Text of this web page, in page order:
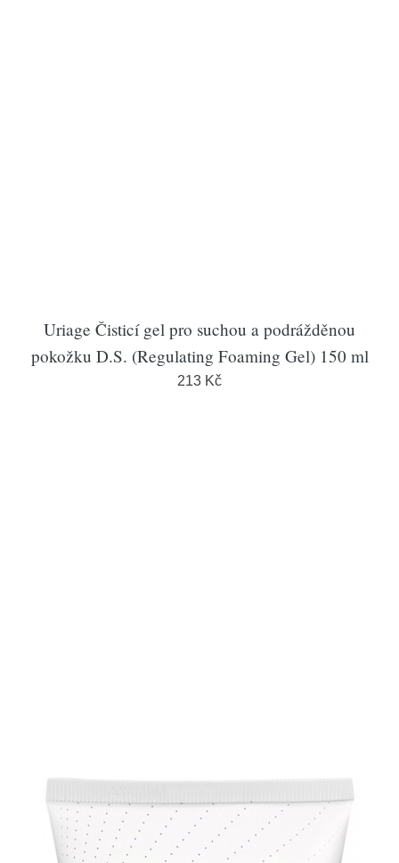
Uriage Čisticí gel pro suchou a podrážděnou
pokožku D.S. (Regulating Foaming Gel) 150 ml
213 Kč